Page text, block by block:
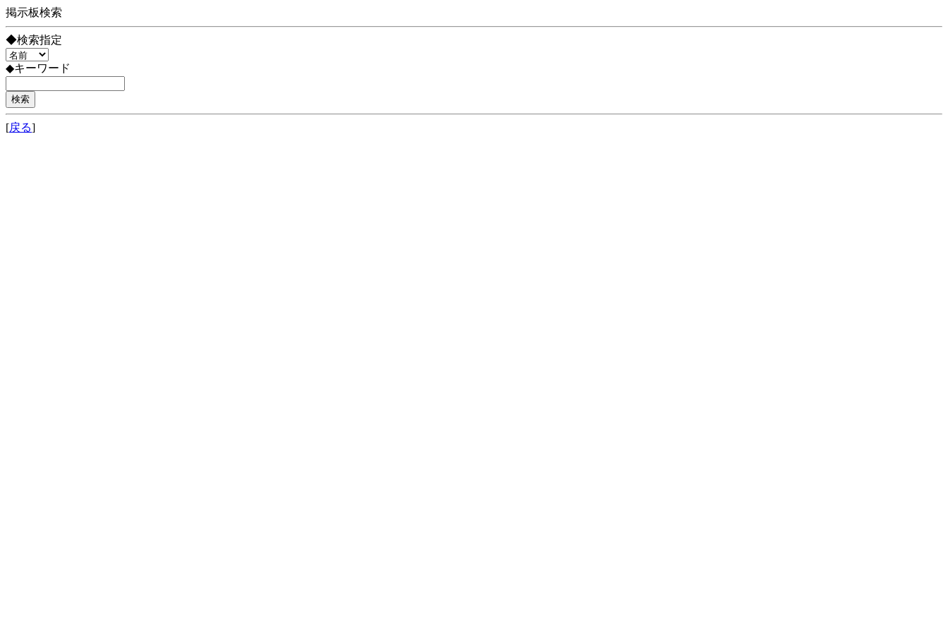
掲示板検索
◆検索指定
◆キーワード
[戻る]